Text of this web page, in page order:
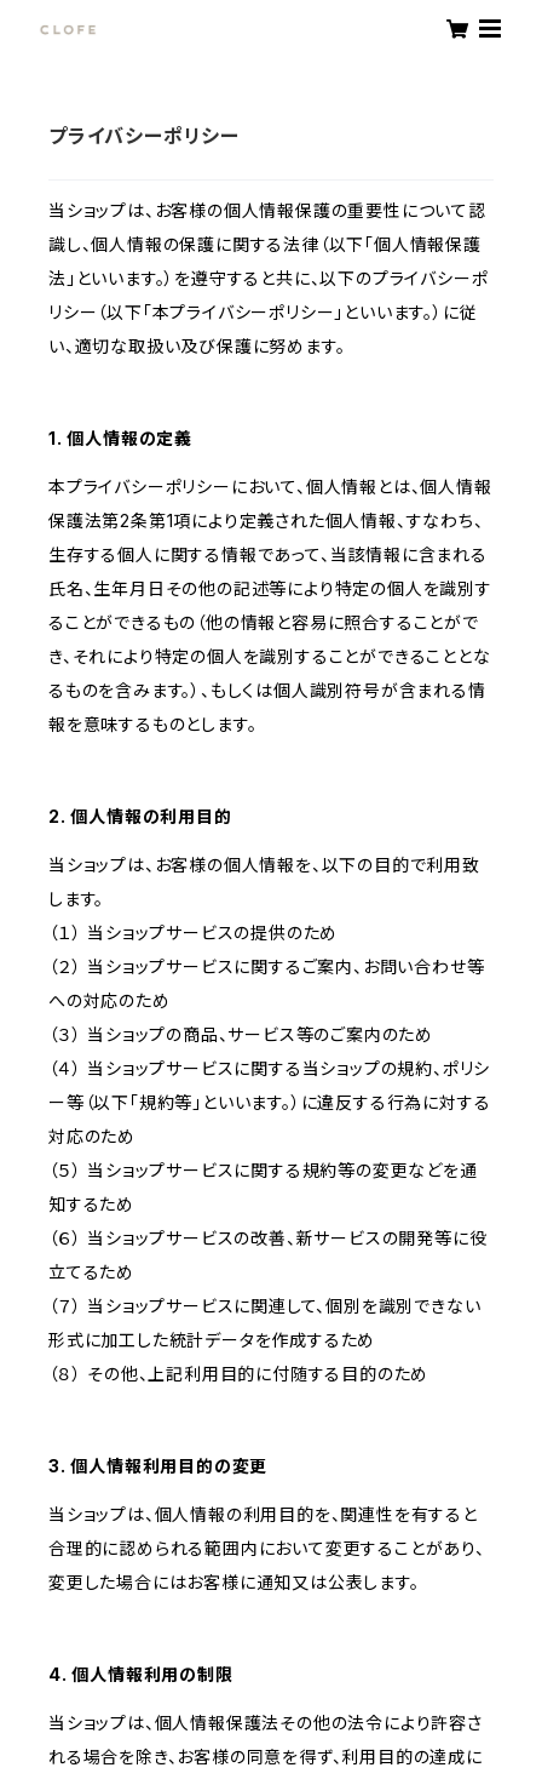
プライバシーポリシー
当ショップは、お客様の個人情報保護の重要性について認
識し、個人情報の保護に関する法律（以下「個人情報保護
法」といいます。）を遵守すると共に、以下のプライバシーポ
リシー（以下「本プライバシーポリシー」といいます。）に従
い、適切な取扱い及び保護に努めます。
1. 個人情報の定義
本プライバシーポリシーにおいて、個人情報とは、個人情報
保護法第2条第1項により定義された個人情報、すなわち、
生存する個人に関する情報であって、当該情報に含まれる
氏名、生年月日その他の記述等により特定の個人を識別す
ることができるもの（他の情報と容易に照合することがで
き、それにより特定の個人を識別することができることとな
るものを含みます。）、もしくは個人識別符号が含まれる情
報を意味するものとします。
2. 個人情報の利用目的
当ショップは、お客様の個人情報を、以下の目的で利用致
します。
（１） 当ショップサービスの提供のため
（２） 当ショップサービスに関するご案内、お問い合わせ等
への対応のため
（３） 当ショップの商品、サービス等のご案内のため
（４） 当ショップサービスに関する当ショップの規約、ポリシ
ー等（以下「規約等」といいます。）に違反する行為に対する
対応のため
（５） 当ショップサービスに関する規約等の変更などを通
知するため
（６） 当ショップサービスの改善、新サービスの開発等に役
立てるため
（７） 当ショップサービスに関連して、個別を識別できない
形式に加工した統計データを作成するため
（８） その他、上記利用目的に付随する目的のため
3. 個人情報利用目的の変更
当ショップは、個人情報の利用目的を、関連性を有すると
合理的に認められる範囲内において変更することがあり、
変更した場合にはお客様に通知又は公表します。
4. 個人情報利用の制限
当ショップは、個人情報保護法その他の法令により許容さ
れる場合を除き、お客様の同意を得ず、利用目的の達成に